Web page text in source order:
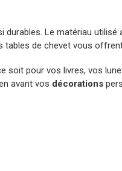
Le matériau
tables de chevet vous
soit pour vos livres, vos
avant vos décorations